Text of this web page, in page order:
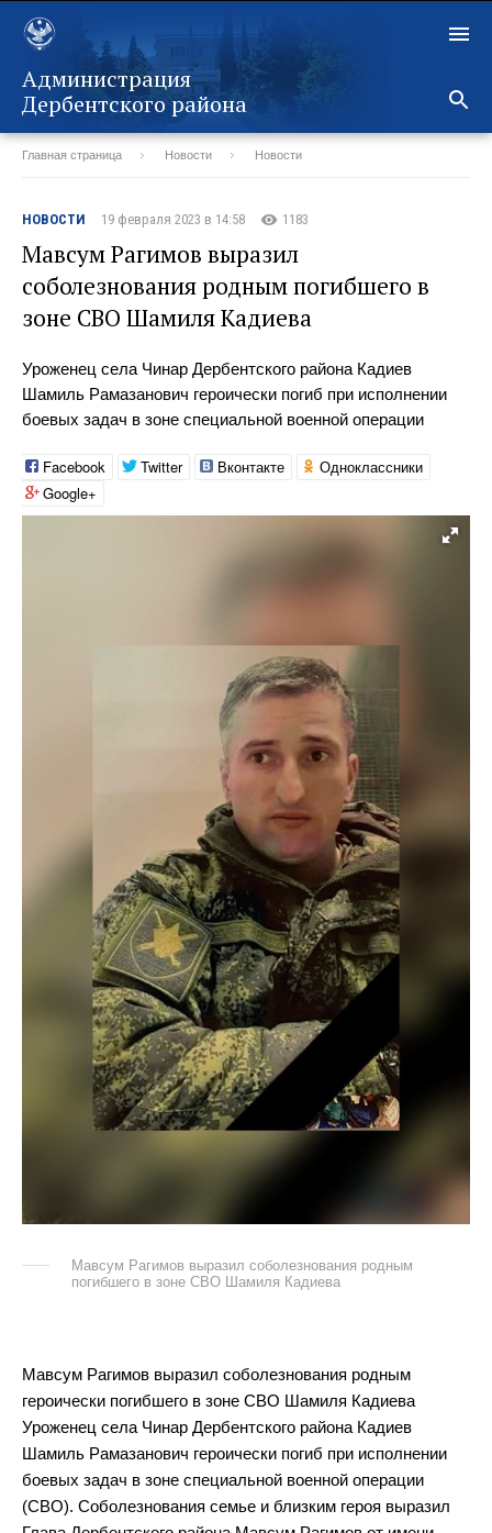
Администрация
Дербентского района
Главная страница Новости Новости
НОВОСТИ 19 февраля 2023 в 14:58 1183
Мавсум Рагимов выразил
соболезнования родным погибшего в
зоне СВО Шамиля Кадиева
Уроженец села Чинар Дербентского района Кадиев
Шамиль Рамазанович героически погиб при исполнении
боевых задач в зоне специальной военной операции
Facebook Twitter Вконтакте
Одноклассники
Google+
Мавсум Рагимов выразил соболезнования родным
погибшего в зоне СВО Шамиля Кадиева
Мавсум Рагимов выразил соболезнования родным
героически погибшего в зоне СВО Шамиля Кадиева
Уроженец села Чинар Дербентского района Кадиев
Шамиль Рамазанович героически погиб при исполнении
боевых задач в зоне специальной военной операции
(СВО). Соболезнования семье и близким героя выразил